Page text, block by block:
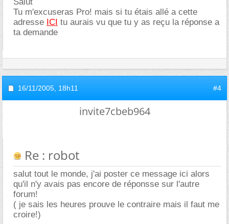
Tu m'excuseras Pro! mais si tu étais allé a cette
adresse ICI tu aurais vu que tu y as reçu la réponse a
ta demande
16/11/2005, 18h11 #4
invite7cbeb964
Re : robot
salut tout le monde, j'ai poster ce message ici alors
qu'il n'y avais pas encore de réponsse sur l'autre
forum!
( je sais les heures prouve le contraire mais il faut me
croire!)